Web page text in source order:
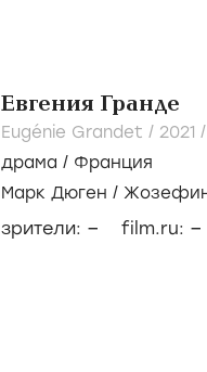
Евгения Гранде
Eugénie Grandet / 2021 /
драма / Франция
Марк Дюген /
зрители: – film.ru: –